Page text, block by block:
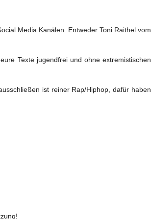
Media Kanälen. Entweder Toni Raithel vom
Texte jugendfrei und ohne extremistischen
ist reiner Rap/Hiphop, dafür haben